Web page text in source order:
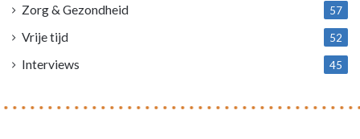
Zorg & Gezondheid 57
Vrije tijd 52
Interviews 45